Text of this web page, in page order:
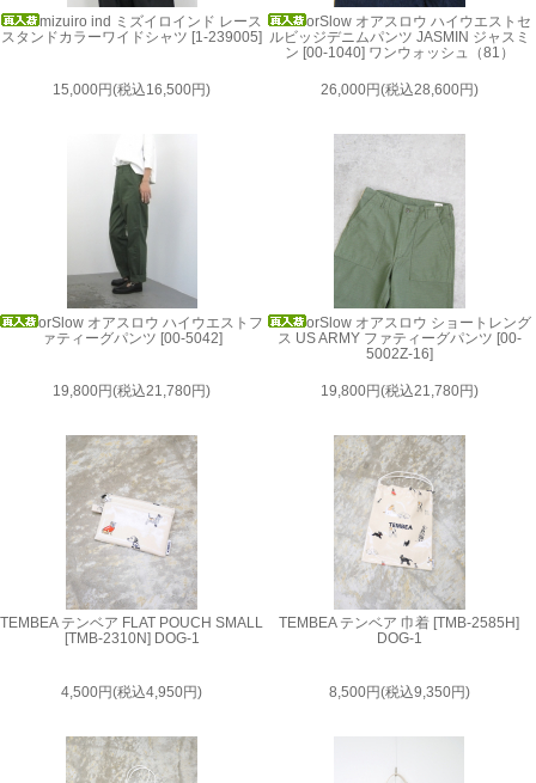
mizuiro ind ミズイロインド レース
スタンドカラーワイドシャツ [1-239005]
15,000円(税込16,500円)
orSlow オアスロウ ハイウエストセ
ルビッジデニムパンツ JASMIN ジャスミ
ン [00-1040] ワンウォッシュ（81）
26,000円(税込28,600円)
orSlow オアスロウ ハイウエストフ
ァティーグパンツ [00-5042]
19,800円(税込21,780円)
orSlow オアスロウ ショートレング
ス US ARMY ファティーグパンツ [00-
5002Z-16]
19,800円(税込21,780円)
TEMBEA テンベア FLAT POUCH SMALL
[TMB-2310N] DOG-1
4,500円(税込4,950円)
TEMBEA テンベア 巾着 [TMB-2585H]
DOG-1
8,500円(税込9,350円)